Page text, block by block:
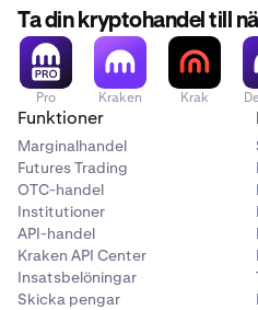
Ta din kryptohandel till
Pro Kraken Krak
Funktioner
Marginalhandel
Futures Trading
OTC-handel
Institutioner
API-handel
Kraken API Center
Insatsbelöningar
Skicka pengar